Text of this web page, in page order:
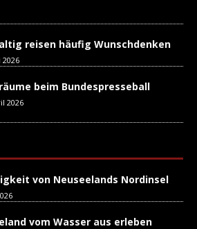
reisen häufig Wunschdenken
2026
beim Bundespresseball
2026
von Neuseelands Nordinsel
vom Wasser aus erleben